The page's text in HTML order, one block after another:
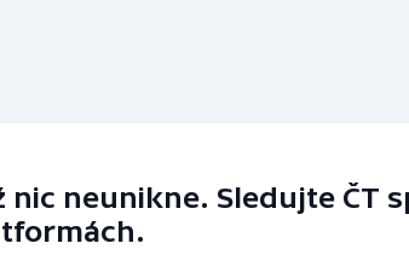
nic neunikne. Sledujte ČT